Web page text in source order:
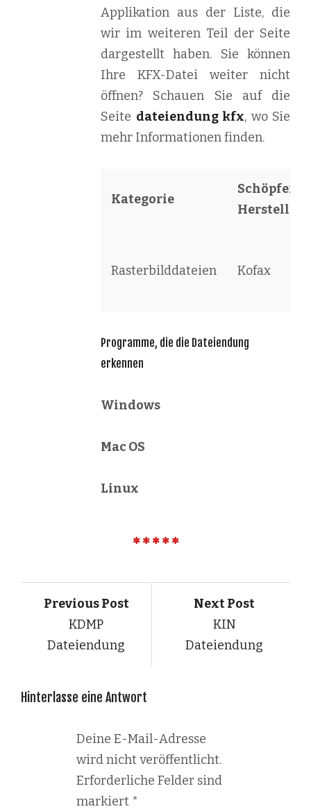
Applikation aus der Liste, die
wir im weiteren Teil der Seite
dargestellt haben. Sie können
Ihre KFX-Datei weiter nicht
öffnen? Schauen Sie auf die
Seite dateiendung kfx, wo Sie
mehr Informationen finden.
Kategorie
Schöpfer /
Hersteller
Rasterbilddateien Kofax
Programme, die die Dateiendung
erkennen
Windows
Mac OS
Linux
Previous Post
KDMP
Dateiendung
Next Post
KIN
Dateiendung
Hinterlasse eine Antwort
Deine E-Mail-Adresse
wird nicht veröffentlicht.
Erforderliche Felder sind
markiert *